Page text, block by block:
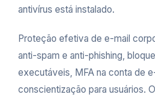
antivírus está instalado.
Proteção efetiva de e-mail
anti-spam e anti-phishing,
executáveis, MFA na conta de
conscientização para usuários.